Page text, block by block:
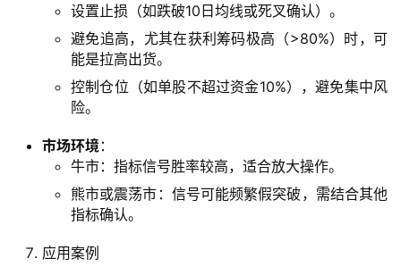
设置止损（如跌破10日均线或死叉确认）。
避免追高，尤其在获利筹码极高（>80%）时，可
能是拉高出货。
控制仓位（如单股不超过资金10%），避免集中风
险。
市场环境 ：
牛市：指标信号胜率较高，适合放大操作。
熊市或震荡市：信号可能频繁假突破，需结合其他
指标确认。
应用案例